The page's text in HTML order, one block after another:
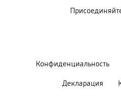
Конфиденциальность
Декларация